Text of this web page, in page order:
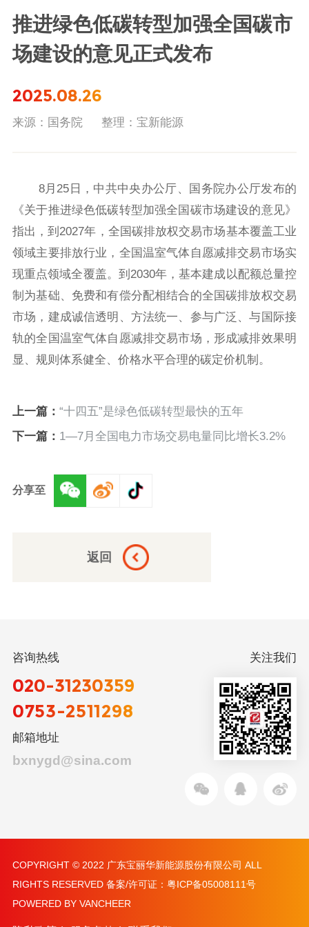
推进绿色低碳转型加强全国碳市
场建设的意见正式发布
2025.08.26
来源：国务院 整理：宝新能源
8月25日，中共中央办公厅、国务院办公厅发布的
《关于推进绿色低碳转型加强全国碳市场建设的意见》
指出，到2027年，全国碳排放权交易市场基本覆盖工业
领域主要排放行业，全国温室气体自愿减排交易市场实
现重点领域全覆盖。到2030年，基本建成以配额总量控
制为基础、免费和有偿分配相结合的全国碳排放权交易
市场，建成诚信透明、方法统一、参与广泛、与国际接
轨的全国温室气体自愿减排交易市场，形成减排效果明
显、规则体系健全、价格水平合理的碳定价机制。
上一篇： “十四五”是绿色低碳转型最快的五年
下一篇： 1—7月全国电力市场交易电量同比增长3.2%
分享至
返回
咨询热线
020-31230359
0753-2511298
邮箱地址
bxnygd@sina.com
关注我们
COPYRIGHT © 2022 广东宝丽华新能源股份有限公司 ALL
RIGHTS RESERVED 备案/许可证： 粤ICP备05008111号
POWERED BY VANCHEER